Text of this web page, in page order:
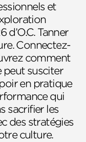
et
d’O.C. Tanner
Connectez-
comment
peut susciter
en pratique
qui
sacrifier les
des stratégies
culture.